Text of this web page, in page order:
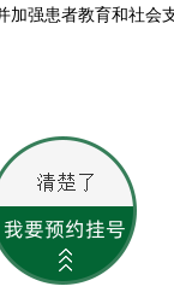
加强患者教育和社会